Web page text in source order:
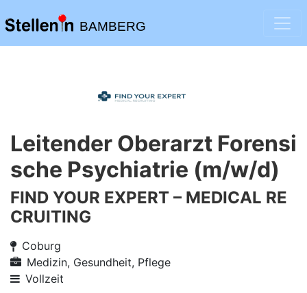
BAMBERG
Leitender Oberarzt Forensi
sche Psychiatrie (m/w/d)
FIND YOUR EXPERT – MEDICAL RE
CRUITING
Coburg
Medizin, Gesundheit, Pflege
Vollzeit